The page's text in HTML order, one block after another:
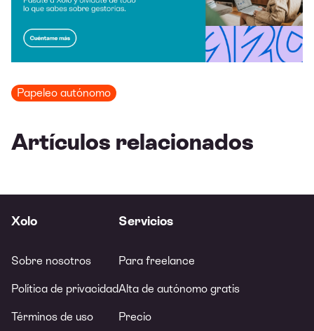
Papeleo autónomo
Artículos relacionados
Xolo
Sobre nosotros
Política de privacidad
Términos de uso
Servicios
Para freelance
Alta de autónomo gratis
Precio